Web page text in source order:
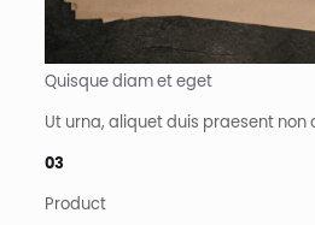
Quisque diam et eget
Ut urna, aliquet duis praesent non
03
Product​